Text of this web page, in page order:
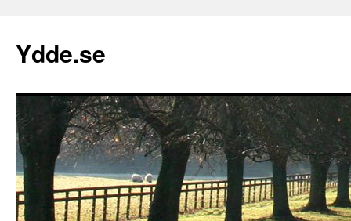
innehåll
Ydde.se